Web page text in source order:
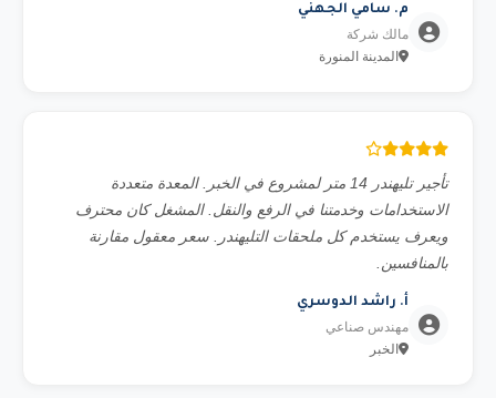
م. سامي الجهني
مالك شركة
المدينة المنورة
تأجير تليهندر 14 متر لمشروع في الخبر. المعدة متعددة
الاستخدامات وخدمتنا في الرفع والنقل. المشغل كان محترف
ويعرف يستخدم كل ملحقات التليهندر. سعر معقول مقارنة
بالمنافسين.
أ. راشد الدوسري
مهندس صناعي
الخبر